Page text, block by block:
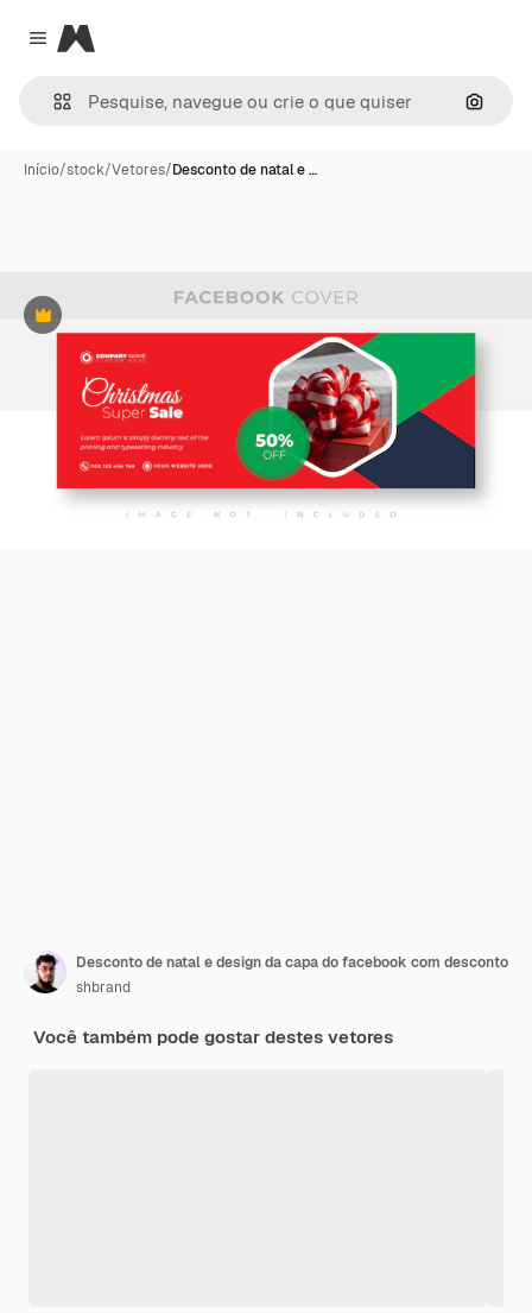
Close menu
Magnific
Início/stock/Vetores/Desconto de natal e …
Premium
Desconto de natal e design da capa do facebook com desconto
shbrand
Você também pode gostar destes vetores